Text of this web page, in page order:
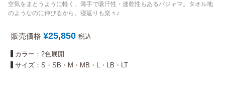
空気をまとうように軽く、薄手で吸汗性・速乾性もあるパジャマ。タオル地
のようなのに伸びるから、寝返りも楽々♪
販売価格 ¥25,850 税込
カラー：2色展開
サイズ：S・SB・M・MB・L・LB・LT